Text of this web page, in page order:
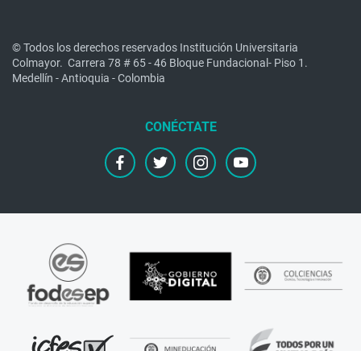
© Todos los derechos reservados Institución Universitaria
Colmayor. Carrera 78 # 65 - 46 Bloque Fundacional- Piso 1.
Medellín - Antioquia - Colombia